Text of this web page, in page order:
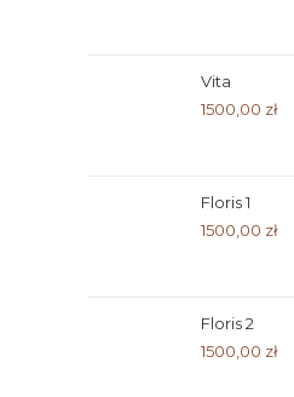
Vita
1500,00 zł
Floris 1
1500,00 zł
Floris 2
1500,00 zł